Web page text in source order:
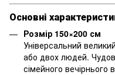
Основні
Розмір 150×200 см
Універсальний
або двох людей.
сімейного вечірнього